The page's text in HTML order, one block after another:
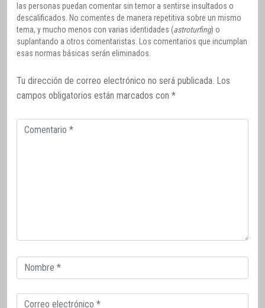
las personas puedan comentar sin temor a sentirse insultados o
descalificados. No comentes de manera repetitiva sobre un mismo
tema, y mucho menos con varias identidades (astroturfing) o
suplantando a otros comentaristas. Los comentarios que incumplan
esas normas básicas serán eliminados.
Tu dirección de correo electrónico no será publicada. Los
campos obligatorios están marcados con *
Comentario
Correo
electrónico
Correo